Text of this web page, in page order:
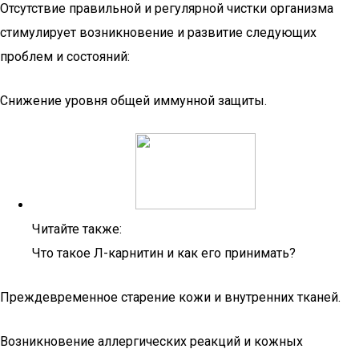
Отсутствие правильной и регулярной чистки организма
стимулирует возникновение и развитие следующих
проблем и состояний:
Снижение уровня общей иммунной защиты.
Читайте также:
Что такое Л-карнитин и как его принимать?
Преждевременное старение кожи и внутренних тканей.
Возникновение аллергических реакций и кожных